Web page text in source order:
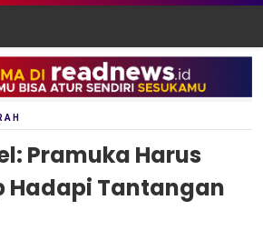
Pramuka Harus
Hadapi Tantangan